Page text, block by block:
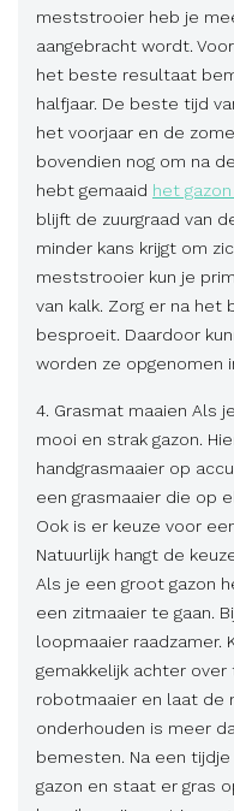
meststrooier heb je
aangebracht wordt.
het beste resultaat
halfjaar. De beste tijd
het voorjaar en de
bovendien nog om na
hebt gemaaid het
blijft de zuurgraad van
minder kans krijgt om
meststrooier kun je
van kalk. Zorg er na
besproeit. Daardoor
worden ze opgenomen
4. Grasmat maaien Als
mooi en strak gazon.
handgrasmaaier op
een grasmaaier die op
Ook is er keuze voor
Natuurlijk hangt de
Als je een groot gazon
een zitmaaier te gaan.
loopmaaier raadzamer.
gemakkelijk achter
robotmaaier en laat de
onderhouden is meer
bemesten. Na een
gazon en staat er gras